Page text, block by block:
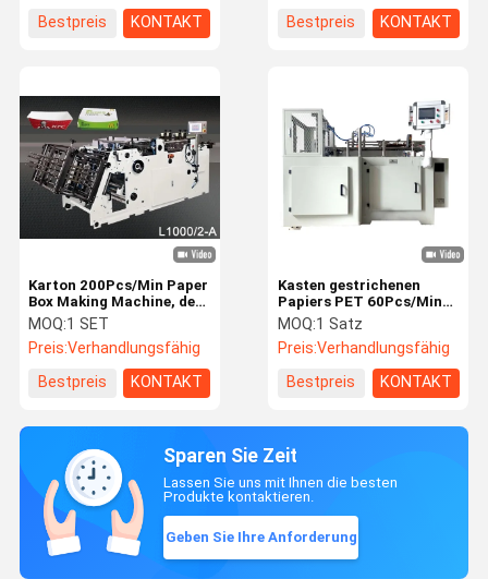
Bestpreis
KONTAKT
Bestpreis
KONTAKT
Karton 200Pcs/Min Paper
Box Making Machine, der
Maschine aufrichtet
MOQ:1 SET
Preis:Verhandlungsfähig
Bestpreis
KONTAKT
Kasten gestrichenen
Papiers PET 60Pcs/Min
Double, der Maschine
herstellt
MOQ:1 Satz
Preis:Verhandlungsfähig
Bestpreis
KONTAKT
Sparen Sie Zeit
Lassen Sie uns mit Ihnen die besten
Produkte kontaktieren.
Geben Sie Ihre Anforderung